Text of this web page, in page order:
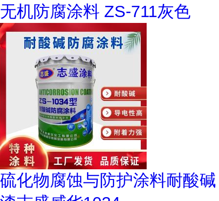
无机防腐涂料 ZS-711灰色
硫化物腐蚀与防护涂料耐酸碱